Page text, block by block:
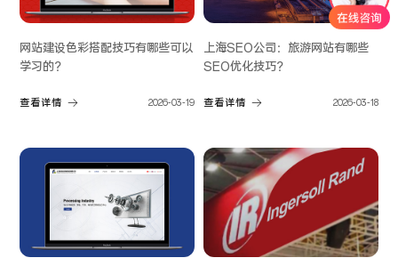
网站建设色彩搭配技巧有哪些可以
学习的？
查看详情 2026-03-19
上海SEO公司：旅游网站有哪些
SEO优化技巧？
查看详情 2026-03-18